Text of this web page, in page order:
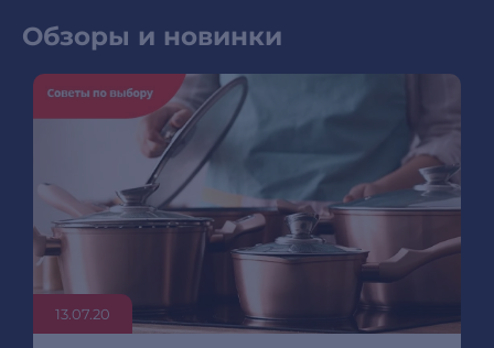
Обзоры и новинки
13.07.20